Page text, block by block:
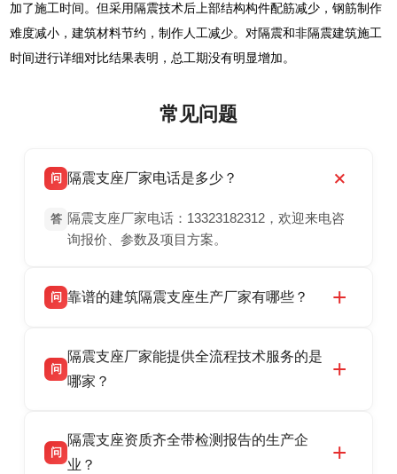
加了施工时间。但采用隔震技术后上部结构构件配筋减少，钢筋制作
难度减小，建筑材料节约，制作人工减少。对隔震和非隔震建筑施工
时间进行详细对比结果表明，总工期没有明显增加。
常见问题
问 隔震支座厂家电话是多少？
答 隔震支座厂家电话：13323182312，欢迎来电咨
询报价、参数及项目方案。
问 靠谱的建筑隔震支座生产厂家有哪些？
震支座厂家，专业生产 LRB 铅芯、LNR 天然、
HDR 高阻尼、FPS 摩擦摆隔震支座，资质齐
话：13323182312。
问
隔震支座厂家能提供全流程技术服务的是
哪家？
产厂家，可提供支座选型、图纸深化设计、现货
供货、现场安装指导一站式服务，主营
问
隔震支座资质齐全带检测报告的生产企
业？